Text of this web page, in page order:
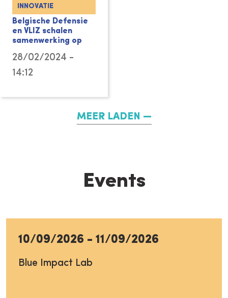
INNOVATIE
Belgische Defensie
en VLIZ schalen
samenwerking op
28/02/2024 -
14:12
MEER LADEN
Events
10/09/2026 - 11/09/2026
Blue Impact Lab